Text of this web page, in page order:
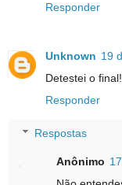
Responder
Unknown 19
Detestei o
Responder
Respostas
Anônimo